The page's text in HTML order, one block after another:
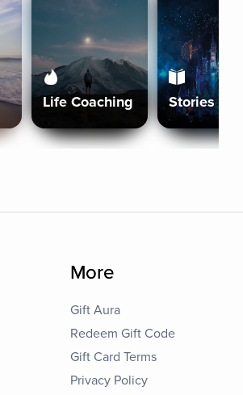
Life Coaching Stories
More
Gift Aura
Redeem Gift Code
Gift Card Terms
Privacy Policy